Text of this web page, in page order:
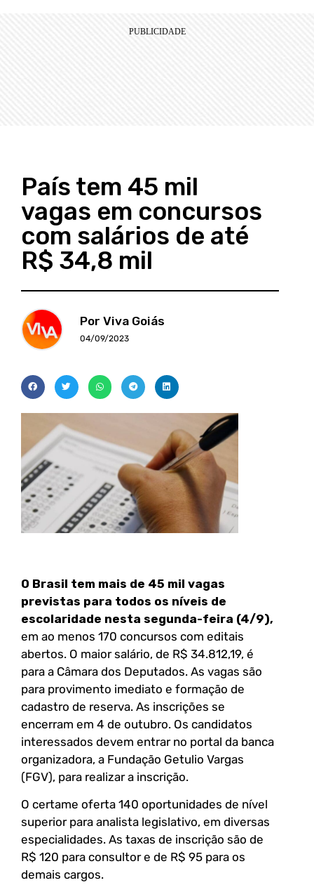
País tem 45 mil
vagas em concursos
com salários de até
R$ 34,8 mil
Por Viva Goiás
04/09/2023
O Brasil tem mais de 45 mil vagas
previstas para todos os níveis de
escolaridade nesta segunda-feira (4/9),
em ao menos 170 concursos com editais
abertos. O maior salário, de R$ 34.812,19, é
para a Câmara dos Deputados. As vagas são
para provimento imediato e formação de
cadastro de reserva. As inscrições se
encerram em 4 de outubro. Os candidatos
interessados devem entrar no portal da banca
organizadora, a Fundação Getulio Vargas
(FGV), para realizar a inscrição.
O certame oferta 140 oportunidades de nível
superior para analista legislativo, em diversas
especialidades. As taxas de inscrição são de
R$ 120 para consultor e de R$ 95 para os
demais cargos.